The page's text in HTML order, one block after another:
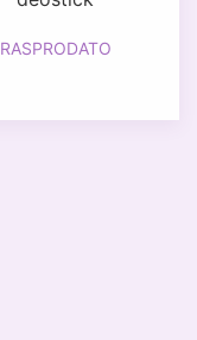
RASPRODATO